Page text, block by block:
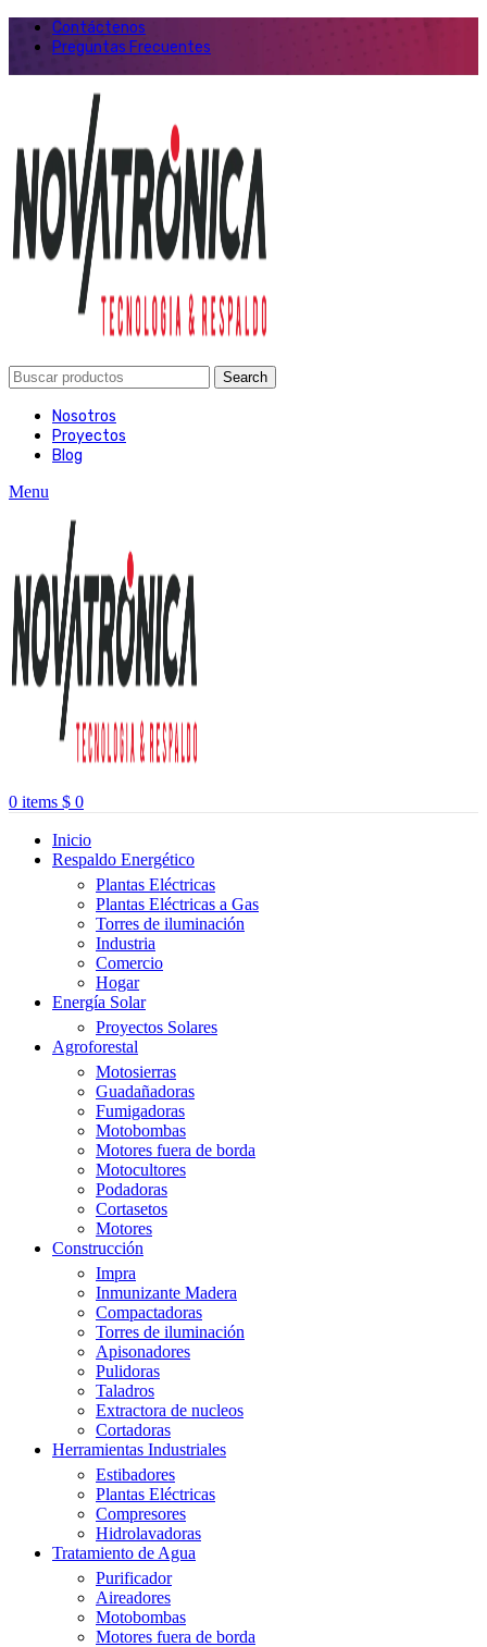
Contáctenos
Preguntas Frecuentes
Search
Nosotros
Proyectos
Blog
Menu
0 items $ 0
Inicio
Respaldo Energético
Plantas Eléctricas
Plantas Eléctricas a Gas
Torres de iluminación
Industria
Comercio
Hogar
Energía Solar
Proyectos Solares
Agroforestal
Motosierras
Guadañadoras
Fumigadoras
Motobombas
Motores fuera de borda
Motocultores
Podadoras
Cortasetos
Motores
Construcción
Impra
Inmunizante Madera
Compactadoras
Torres de iluminación
Apisonadores
Pulidoras
Taladros
Extractora de nucleos
Cortadoras
Herramientas Industriales
Estibadores
Plantas Eléctricas
Compresores
Hidrolavadoras
Tratamiento de Agua
Purificador
Aireadores
Motobombas
Motores fuera de borda